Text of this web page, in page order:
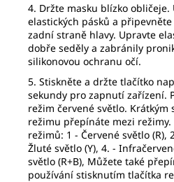
4. Držte masku blízko obličeje.
elastických pásků a
zadní straně hlavy. Upravte
dobře seděly a zabránily
silikonovou ochranu očí.
5. Stiskněte a držte tlačítko
sekundy pro zapnutí zařízení.
režim červené světlo.
režimu přepínáte mezi
režimů: 1 - Červené světlo (R),
Žluté světlo (Y), 4. -
světlo (R+B), Můžete také
používání stisknutím tlačítka